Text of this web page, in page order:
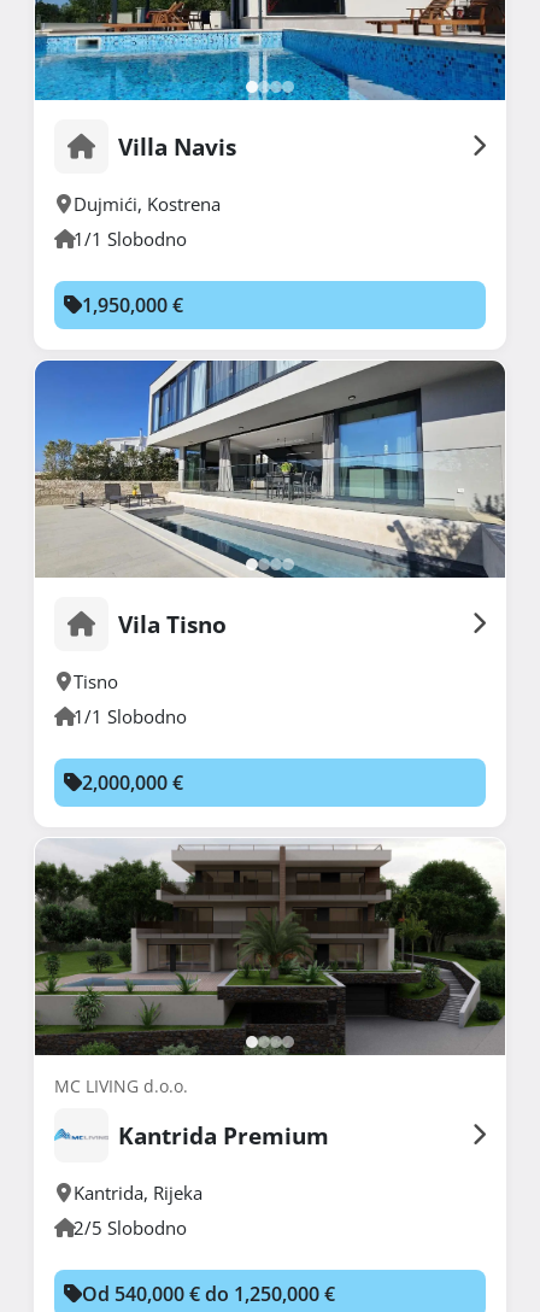
Villa Navis
Dujmići, Kostrena
1/1 Slobodno
1,950,000 €
Vila Tisno
Tisno
1/1 Slobodno
2,000,000 €
MC LIVING d.o.o.
Kantrida Premium
Kantrida, Rijeka
2/5 Slobodno
Od 540,000 € do 1,250,000 €